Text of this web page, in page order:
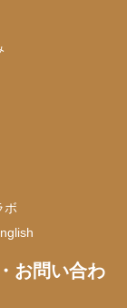
ボ
お問い合わ